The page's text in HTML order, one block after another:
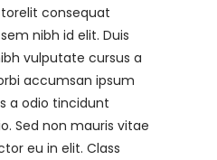
consequat
nibh id elit. Duis
vulputate cursus a
accumsan ipsum
a odio tincidunt
Sed non mauris vitae
eu in elit. Class